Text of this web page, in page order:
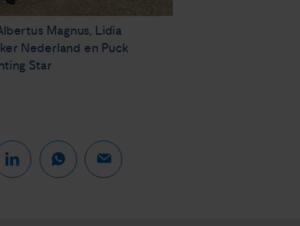
Magnus, Lidia
Nederland en Puck
Star